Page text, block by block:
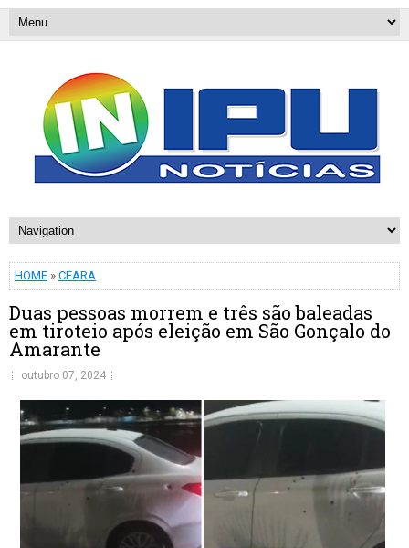
HOME » CEARA
Duas pessoas morrem e três são baleadas
em tiroteio após eleição em São Gonçalo do
Amarante
outubro 07, 2024